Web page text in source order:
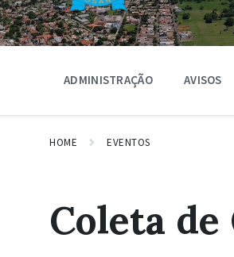
ADMINISTRAÇÃO AVISOS
HOME EVENTOS
Coleta de